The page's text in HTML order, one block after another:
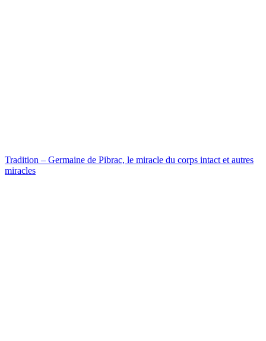
Tradition – Germaine de Pibrac, le miracle du corps intact et autres
miracles